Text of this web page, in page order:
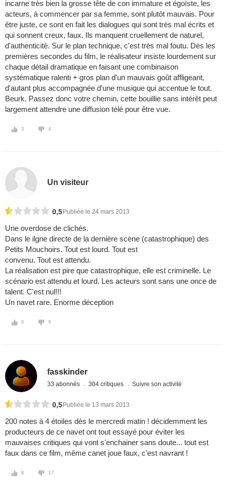
incarne très bien la grosse tête de con immature et égoïste, les
acteurs, à commencer par sa femme, sont plutôt mauvais. Pour
être juste, ce sont en fait les dialogues qui sont très mal écrits et
qui sonnent creux, faux. Ils manquent cruellement de naturel,
d'authenticité. Sur le plan technique, c'est très mal foutu. Dès les
premières secondes du film, le réalisateur insiste lourdement sur
chaque détail dramatique en faisant une combinaison
systématique ralenti + gros plan d'un mauvais goût affligeant,
d'autant plus accompagnée d'une musique qui accentue le tout.
Beurk. Passez donc votre chemin, cette bouillie sans intérêt peut
largement attendre une diffusion télé pour être vue.
3 4
Un visiteur
0,5 Publiée le 24 mars 2013
Une overdose de clichés.
Dans le ilgne directe de la dernière scène (catastrophique) des
Petits Mouchoirs. Tout est lourd. Tout est
convenu. Tout est attendu.
La réalisation est pire que catastrophique, elle est criminelle. Le
scénario est attendu et lourd. Les acteurs sont sans une once de
talent. C'est nul!!!
Un navet rare. Enorme déception
5 9
fasskinder
33 abonnés 304 critiques Suivre son activité
0,5 Publiée le 13 mars 2013
200 notes à 4 étoiles dès le mercredi matin ! décidemment les
producteurs de ce navet ont tout essayé pour éviter les
mauvaises critiques qui vont s'enchainer sans doute... tout est
faux dans ce film, même canet joue faux, c'est navrant !
8 17